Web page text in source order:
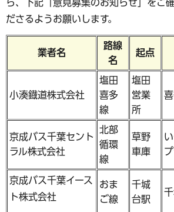
ら、下記「意見募集のお知らせ」をご
ださるようお願いします。
業者名
路線
名
起点
小湊鐡道株式会社
塩田
喜多
線
塩田
営業
所
京成バス千葉セント
ラル株式会社
北部
循環
線
草野
車庫
京成バス千葉イース
ト株式会社
おま
ご線
千城
台駅